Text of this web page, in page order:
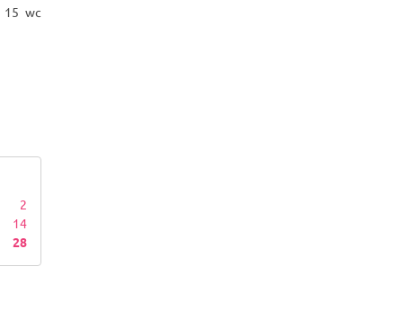
15 wc
2
14
28